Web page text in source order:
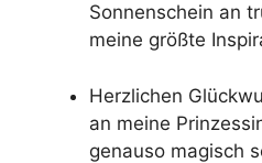
Sonnenschein an
meine größte
Herzlichen
an meine
genauso magisch